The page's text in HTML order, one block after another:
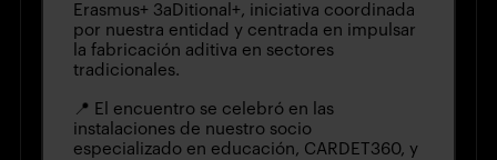
Erasmus+ 3aDitional+, iniciativa coordinada
por nuestra entidad y centrada en impulsar
la fabricación aditiva en sectores
tradicionales.
📍 El encuentro se celebró en las
instalaciones de nuestro socio
especializado en educación, CARDET360, y